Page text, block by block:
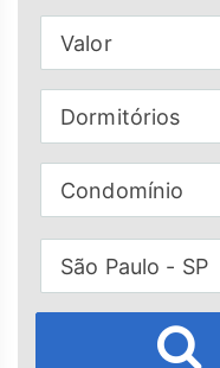
Valor
Dormitórios
Condomínio
São Paulo - SP